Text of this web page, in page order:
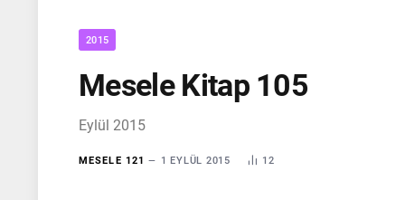
2015
Mesele Kitap 105
Eylül 2015
MESELE 121 1 EYLÜL 2015 12